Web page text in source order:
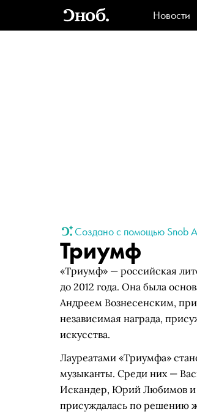
Новости
Создано с помощью Snob
Триумф
«Триумф» — российская
до 2012 года. Она была
Андреем Вознесенским,
независимая награда,
искусства.
Лауреатами «Триумфа»
музыканты. Среди них —
Искандер, Юрий Любимов и
присуждалась по решению